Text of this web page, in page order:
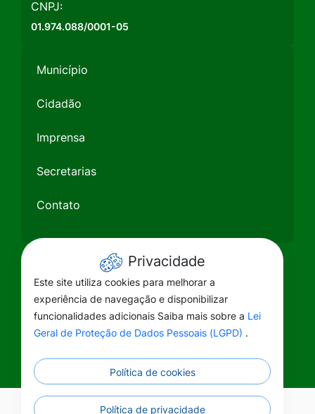
CNPJ:
01.974.088/0001-05
Município
Cidadão
Imprensa
Secretarias
Contato
Privacidade
Este site utiliza cookies para melhorar a
experiência de navegação e disponibilizar
funcionalidades adicionais Saiba mais sobre a Lei
Geral de Proteção de Dados Pessoais (LGPD) .
Política de cookies
Política de privacidade